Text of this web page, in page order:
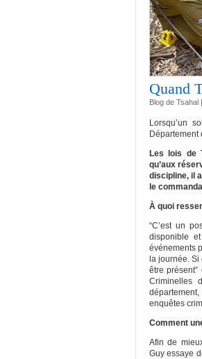
Quand
Blog de Tsahal
Lorsqu’un
Les lois de
qu’aux
discipline, il
le
À quoi
“C’est un
disponible
événements
la journée.
être
Criminelles
enquêtes
Comment
Afin de
Guy essaye